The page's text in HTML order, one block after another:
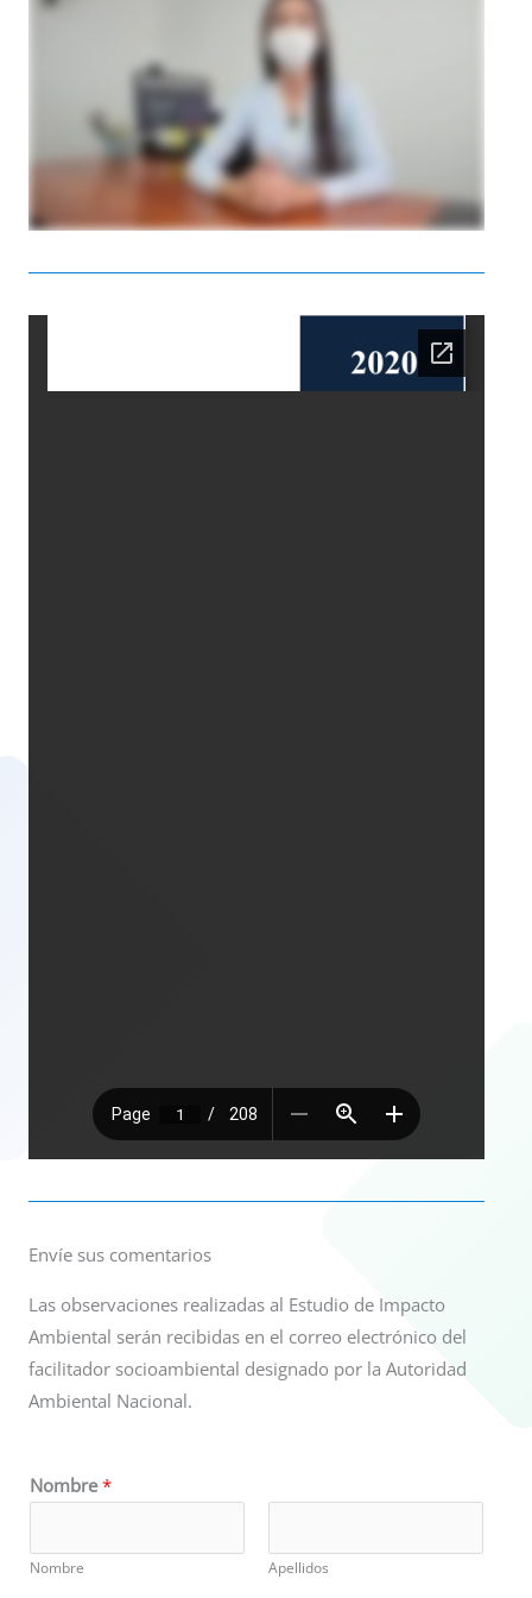
Envíe sus comentarios
Las observaciones realizadas al Estudio de Impacto
Ambiental serán recibidas en el correo electrónico del
facilitador socioambiental designado por la Autoridad
Ambiental Nacional.
Nombre*
Nombre Apellidos